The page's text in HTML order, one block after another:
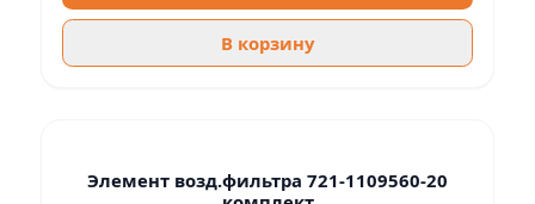
В корзину
Элемент возд.фильтра 721-1109560-20